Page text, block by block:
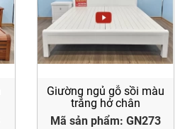
Giường ngủ gỗ sồi màu
trắng hở chân
Mã sản phẩm: GN273